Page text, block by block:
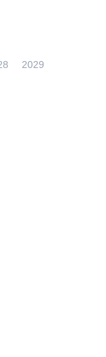
2029